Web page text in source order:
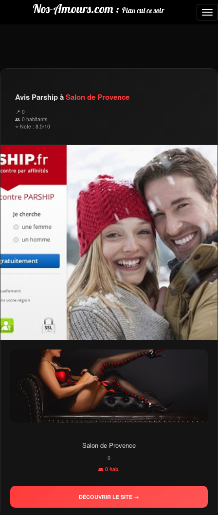
Nos-Amours.com : Plan cul ce soir
Avis Parship àSalon de Provence
📍 0
👥 0 habitants
⭐ Note : 8.5/10
Salon de Provence
0
👥 0 hab.
DÉCOUVRIR LE SITE →